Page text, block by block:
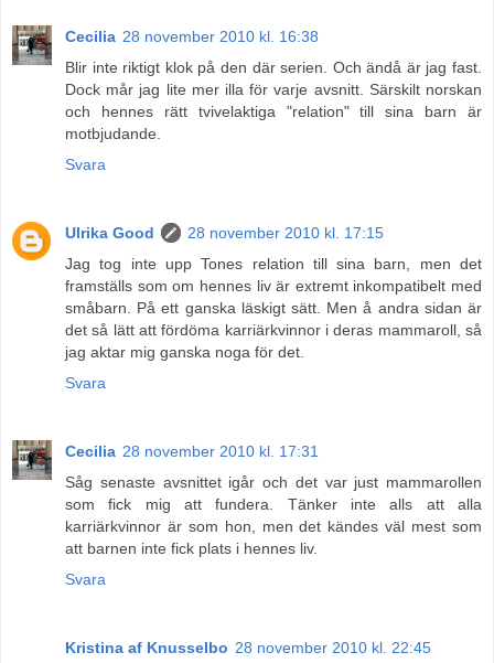
Cecilia 28 november 2010 kl. 16:38
Blir inte riktigt klok på den där serien. Och ändå är jag fast.
Dock mår jag lite mer illa för varje avsnitt. Särskilt norskan
och hennes rätt tvivelaktiga "relation" till sina barn är
motbjudande.
Svara
Ulrika Good
28 november 2010 kl. 17:15
Jag tog inte upp Tones relation till sina barn, men det
framställs som om hennes liv är extremt inkompatibelt med
småbarn. På ett ganska läskigt sätt. Men å andra sidan är
det så lätt att fördöma karriärkvinnor i deras mammaroll, så
jag aktar mig ganska noga för det.
Svara
Cecilia 28 november 2010 kl. 17:31
Såg senaste avsnittet igår och det var just mammarollen
som fick mig att fundera. Tänker inte alls att alla
karriärkvinnor är som hon, men det kändes väl mest som
att barnen inte fick plats i hennes liv.
Svara
Kristina af Knusselbo 28 november 2010 kl. 22:45